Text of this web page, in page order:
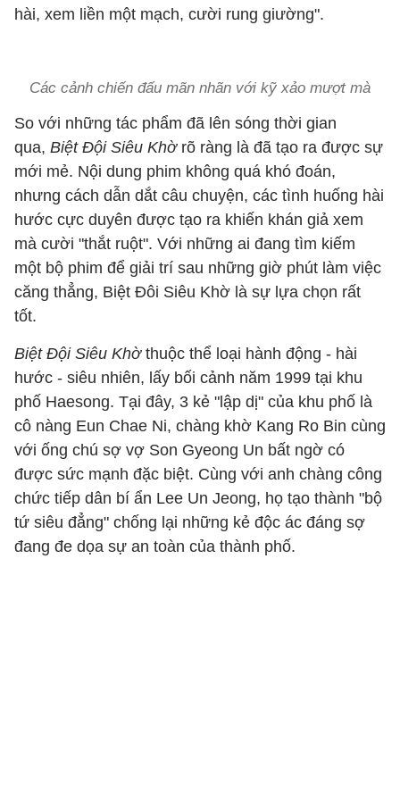
hài, xem liền một mạch, cười rung giường".
Các cảnh chiến đấu mãn nhãn với kỹ xảo mượt mà
So với những tác phẩm đã lên sóng thời gian
qua, Biệt Đội Siêu Khờ rõ ràng là đã tạo ra được sự
mới mẻ. Nội dung phim không quá khó đoán,
nhưng cách dẫn dắt câu chuyện, các tình huống hài
hước cực duyên được tạo ra khiến khán giả xem
mà cười "thắt ruột". Với những ai đang tìm kiếm
một bộ phim để giải trí sau những giờ phút làm việc
căng thẳng, Biệt Đôi Siêu Khờ là sự lựa chọn rất
tốt.
Biệt Đội Siêu Khờthuộc thể loại hành động - hài
hước - siêu nhiên, lấy bối cảnh năm 1999 tại khu
phố Haesong. Tại đây, 3 kẻ "lập dị" của khu phố là
cô nàng Eun Chae Ni, chàng khờ Kang Ro Bin cùng
với ống chú sợ vợ Son Gyeong Un bất ngờ có
được sức mạnh đặc biệt. Cùng với anh chàng công
chức tiếp dân bí ẩn Lee Un Jeong, họ tạo thành "bộ
tứ siêu đẳng" chống lại những kẻ độc ác đáng sợ
đang đe dọa sự an toàn của thành phố.